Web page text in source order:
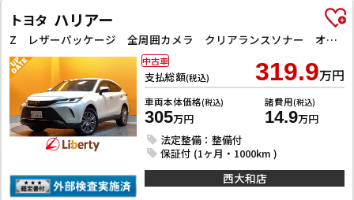
トヨタ ハリアー
Z レザーパッケージ 全周囲カメラ クリアランスソナー オートクルーズコントロール レーンアシスト パワーシート 衝突被害軽減システム TV オートマチックハイビーム オートライト LEDヘッドランプ
支払総額(税込) 319.9万円
車両本体価格(税込)
305万円
諸費用(税込)
14.9万円
法定整備：整備付
保証付 (1ヶ月・1000km )
中古車
西大和店